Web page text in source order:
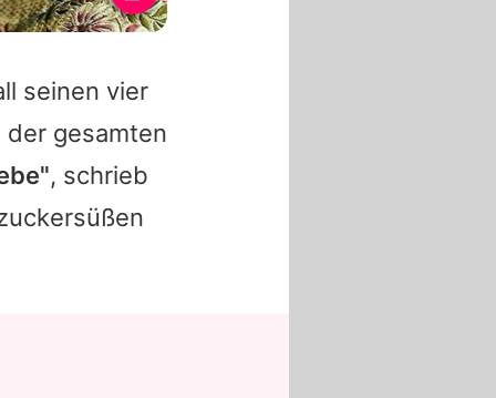
seinen vier
gesamten
, schrieb